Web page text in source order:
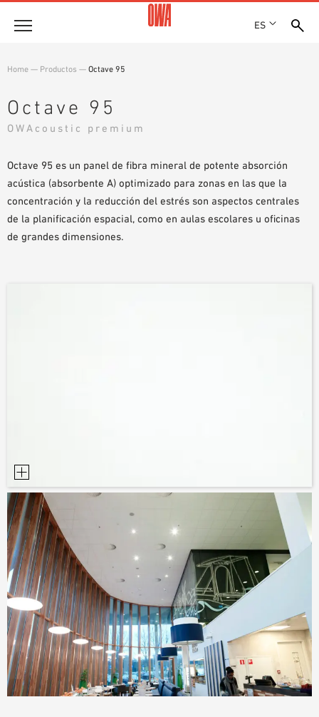
ES
PREMIOS
EMPLAZAMIENTOS
SHOWROOM 7TH FLOOR
Productos
RESUMEN DE PRODUCTOS
BÚSQUEDA TÉCNICA
FUNCIONES
ÁREAS DE UTILIZACIÓN
Referencias
Asesoramiento técnico
Home — Productos — Octave 95
Octave 95
OWAcoustic premium
Octave 95 es un panel de fibra mineral de potente absorción
acústica (absorbente A) optimizado para zonas en las que la
concentración y la reducción del estrés son aspectos centrales
de la planificación espacial, como en aulas escolares u oficinas
de grandes dimensiones.